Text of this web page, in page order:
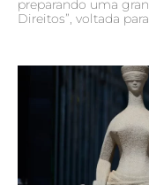
preparando uma
Direitos”, voltada